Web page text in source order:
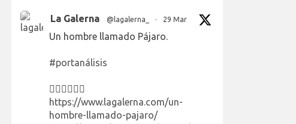
La Galerna @lagalerna_ · 29 Mar
Un hombre llamado Pájaro.
#portanálisis
👉🏻👉🏻👉🏻
https://www.lagalerna.com/un-
hombre-llamado-pajaro/